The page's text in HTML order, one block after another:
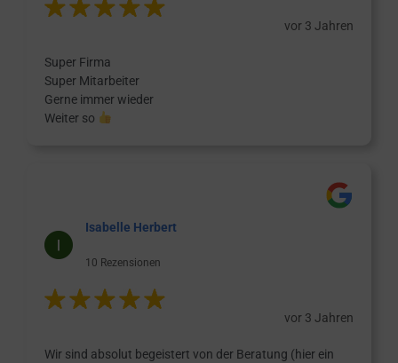
vor 3 Jahren
Super Firma
Super Mitarbeiter
Gerne immer wieder
Weiter so
Isabelle Herbert
10 Rezensionen
vor 3 Jahren
Wir sind absolut begeistert von der Beratung (hier ein